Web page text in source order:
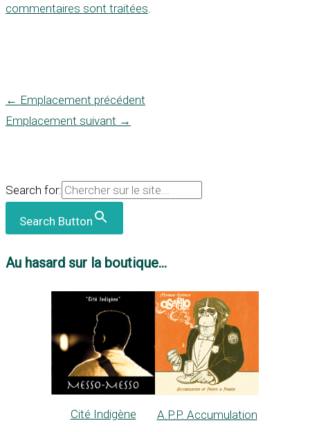
commentaires sont traitées
← Emplacement précédent
Emplacement suivant →
Search for:
Search Button
Au hasard sur la boutique...
Cité Indigène
A.P.P. Accumulation